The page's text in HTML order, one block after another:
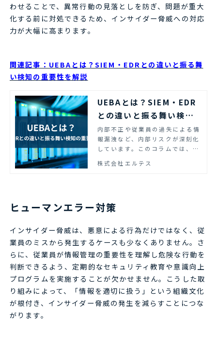
わせることで、異常行動の見落としを防ぎ、問題が重大
化する前に対処できるため、インサイダー脅威への対応
力が大幅に高まります。
関連記事：UEBAとは？SIEM・EDRとの違いと振る舞
い検知の重要性を解説
UEBAとは？SIEM・EDR
との違いと振る舞い検知
の重要性を解説
内部不正や従業員の過失による情
報漏洩など、内部リスクが深刻化
しています。このコラムでは、内
て、その役割と重要性を解説しま
株式会社エルテス
ヒューマンエラー対策
インサイダー脅威は、悪意による行為だけではなく、従
業員のミスから発生するケースも少なくありません。さ
らに、従業員が情報管理の重要性を理解し危険な行動を
判断できるよう、定期的なセキュリティ教育や意識向上
プログラムを実施することが欠かせません。こうした取
り組みによって、「情報を適切に扱う」という組織文化
が根付き、インサイダー脅威の発生を減らすことにつな
がります。